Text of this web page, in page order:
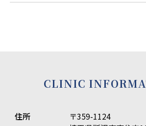
CLINIC
住所
〒359-1124